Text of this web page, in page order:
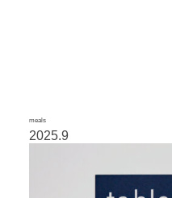
meals
2025.9